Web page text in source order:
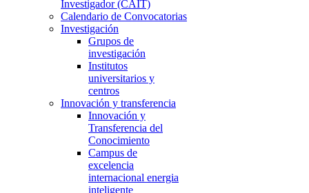
Investigador (CAIT)
Calendario de Convocatorias
Investigación
Grupos de
investigación
Institutos
universitarios y
centros
Innovación y transferencia
Innovación y
Transferencia del
Conocimiento
Campus de
excelencia
internacional energia
inteligente